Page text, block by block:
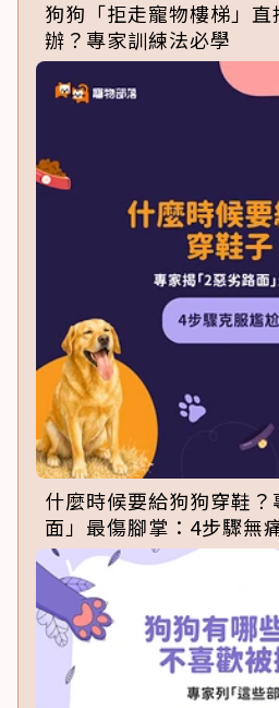
狗狗「拒走寵物樓梯」
辦？專家訓練法必學
什麼時候要給狗狗穿鞋
面」最傷腳掌：4步驟無